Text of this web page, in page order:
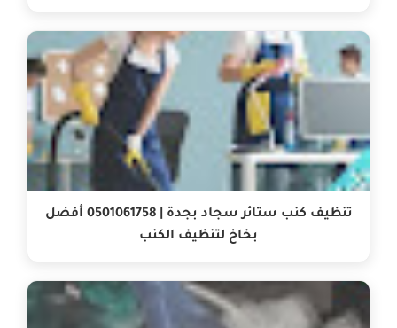
تنظيف كنب ستائر سجاد بجدة | 0501061758 أفضل
بخاخ لتنظيف الكنب